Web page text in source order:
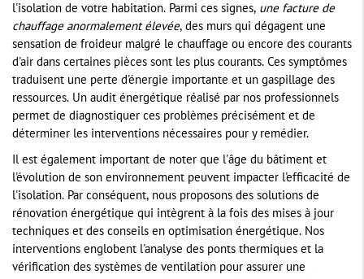
l'isolation de votre habitation. Parmi ces signes, une facture de
chauffage anormalement élevée, des murs qui dégagent une
sensation de froideur malgré le chauffage ou encore des courants
d'air dans certaines pièces sont les plus courants. Ces symptômes
traduisent une perte d'énergie importante et un gaspillage des
ressources. Un audit énergétique réalisé par nos professionnels
permet de diagnostiquer ces problèmes précisément et de
déterminer les interventions nécessaires pour y remédier.
Il est également important de noter que l'âge du bâtiment et
l'évolution de son environnement peuvent impacter l'efficacité de
l'isolation. Par conséquent, nous proposons des solutions de
rénovation énergétique qui intègrent à la fois des mises à jour
techniques et des conseils en optimisation énergétique. Nos
interventions englobent l'analyse des ponts thermiques et la
vérification des systèmes de ventilation pour assurer une